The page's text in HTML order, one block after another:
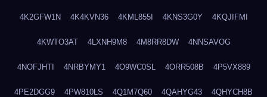
4K2GFW1N 4K4KVN36 4KML855I 4KNS3G0Y 4KQJIFMI
4KWTO3AT 4LXNH9M8 4M8RR8DW 4NNSAVOG
4NOFJHTI 4NRBYMY1 4O9WC0SL 4ORR508B 4P5VX889
4PE2DGG9 4PW810LS 4Q1M7Q60 4QAHYG43 4QHYCH8B